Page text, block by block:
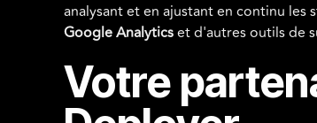
analysant et en ajustant en continu les
Google Analyticset d'autres outils de
Votre